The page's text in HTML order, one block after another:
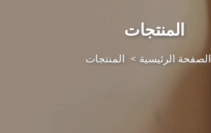
المنتجات
الصفحة الرئيسية > المنتجات